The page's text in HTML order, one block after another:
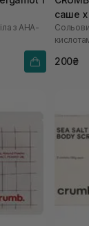
з AHA-
саше х
200₴